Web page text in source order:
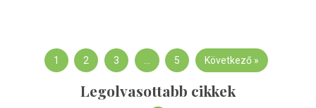
1 2 3 … 5 Következő »
Legolvasottabb cikkek